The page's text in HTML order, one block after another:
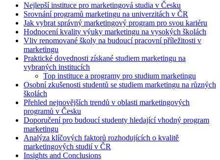
Nejlepší instituce pro marketingová studia v Česku
Srovnání programů marketingu na univerzitách v ČR
Jak vybrat správný marketingový program pro svou kariéru
Hodnocení kvality výuky marketingu na vysokých školách
Vliv renomované školy na budoucí pracovní příležitosti v
marketingu
Praktické dovednosti získané studiem marketingu na
vybraných institucích
Top instituce a programy pro studium marketingu
Osobní zkušenosti studentů se studiem marketingu na různých
školách
Přehled nejnovějších trendů v oblasti marketingových
programů v Česku
Doporučení pro budoucí studenty hledající vhodný program
marketingu
Analýza klíčových faktorů rozhodujících o kvalitě
marketingových studií v ČR
Insights and Conclusions